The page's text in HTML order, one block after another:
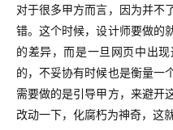
对于很多甲方而言，因为并不
错。这个时候，设计师要做的
的差异，而是一旦网页中出
的，不妥协有时候也是衡量一
需要做的是引导甲方，来避开
改动一下，化腐朽为神奇，这